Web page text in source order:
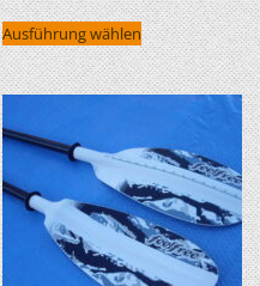
Ausführung wählen